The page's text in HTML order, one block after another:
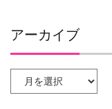
アーカイブ